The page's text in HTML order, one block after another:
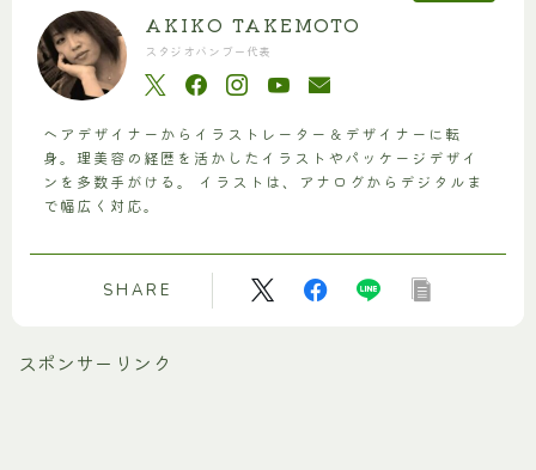
AKIKO TAKEMOTO
スタジオバンブー代表
ヘアデザイナーからイラストレーター＆デザイナーに転
身。理美容の経歴を活かしたイラストやパッケージデザイ
ンを多数手がける。 イラストは、アナログからデジタルま
で幅広く対応。
SHARE
スポンサーリンク